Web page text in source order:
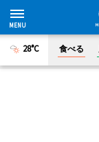
28°C 食べる